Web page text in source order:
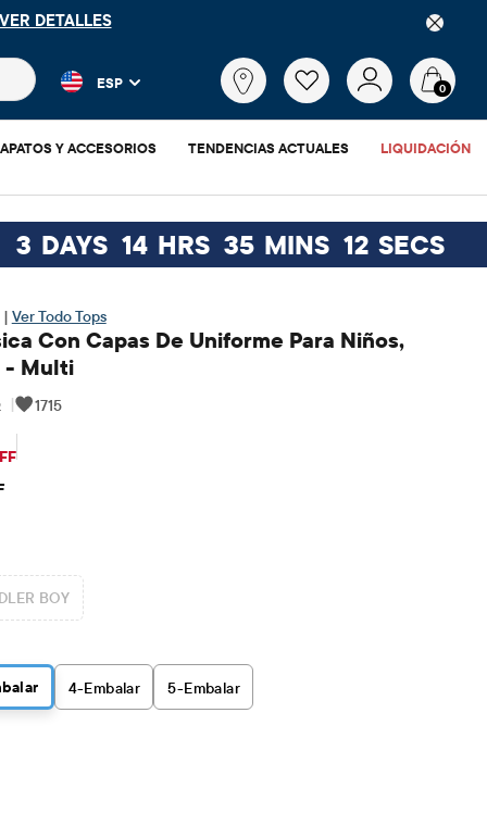
DETALLES
populares y los resultados de productos a medida que
ESP 0
Y ACCESORIOS TENDENCIAS ACTUALES LIQUIDACIÓN
3 DAYS 14 HRS 35 MINS 11 SECS
| Ver Todo Tops
Con Capas De Uniforme Para Niños,
- Multi
| 1715
original: $38.95
BOY
4-Embalar 5-Embalar